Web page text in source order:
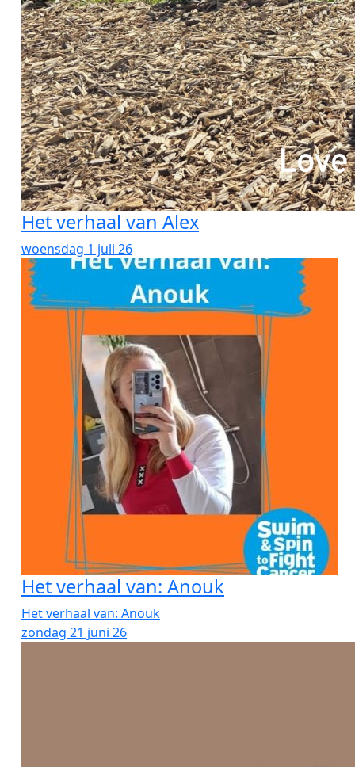
Het verhaal van Alex
woensdag 1 juli 26
Het verhaal van: Anouk
Het verhaal van: Anouk
zondag 21 juni 26